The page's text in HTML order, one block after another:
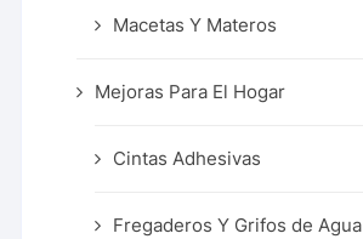
Macetas Y Materos
Mejoras Para El Hogar
Cintas Adhesivas
Fregaderos Y Grifos de Agua